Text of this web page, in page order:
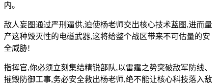
内。
敌人妄图通过严刑逼供,迫使杨老师交出核心技术蓝图,进而量
产这种毁灭性的电磁武器,这将给整个战区带来不可估量的安
全威胁!
指挥官,你必须立刻集结精锐部队,以雷霆之势突破敌军防线、
摧毁防御工事,务必安全救出杨老师,绝不能让核心科技落入敌